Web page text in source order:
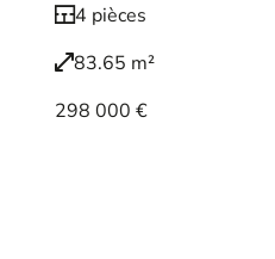
4 pièces
83.65 m²
298 000 €